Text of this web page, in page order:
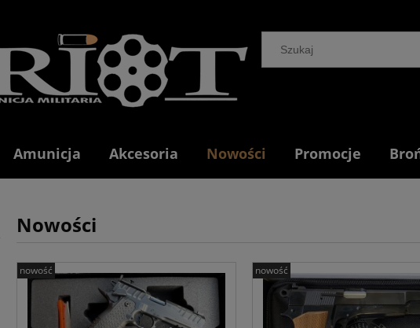
Amunicja Akcesoria Nowości Promocje
Nowości
nowość nowość